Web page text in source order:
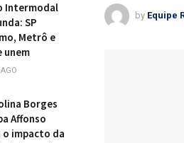
by Equipe
Intermodal
SP
Metrô e
unem
Borges
Affonso
o impacto da